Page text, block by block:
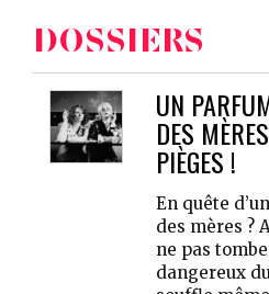
DOSSIERS
UN
DES
PIÈGES !
En quête
des mères ?
ne pas
dangereux